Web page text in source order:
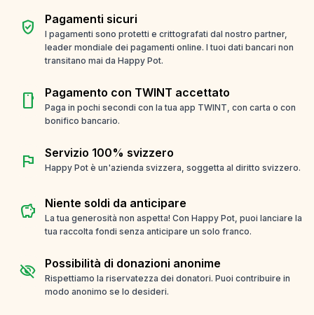
verified_user Pagamenti sicuri
I pagamenti sono protetti e crittografati dal nostro partner,
leader mondiale dei pagamenti online. I tuoi dati bancari non
transitano mai da Happy Pot.
smartphone Pagamento con TWINT accettato
Paga in pochi secondi con la tua app TWINT, con carta o con
bonifico bancario.
flag Servizio 100% svizzero
Happy Pot è un'azienda svizzera, soggetta al diritto svizzero.
savings Niente soldi da anticipare
La tua generosità non aspetta! Con Happy Pot, puoi lanciare la
tua raccolta fondi senza anticipare un solo franco.
visibility_off Possibilità di donazioni anonime
Rispettiamo la riservatezza dei donatori. Puoi contribuire in
modo anonimo se lo desideri.